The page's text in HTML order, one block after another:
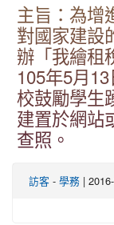
主旨：為增
對國家建設
辦「我繪租
105年5月
校鼓勵學生
建置於網站
查照。
訪客 - 學務 |